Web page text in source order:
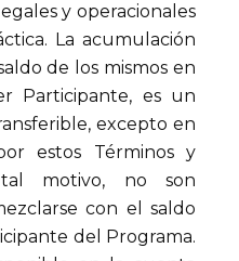
y operacionales
La acumulación
de los mismos en
Participante, es un
excepto en
estos Términos y
motivo, no son
con el saldo
del Programa.